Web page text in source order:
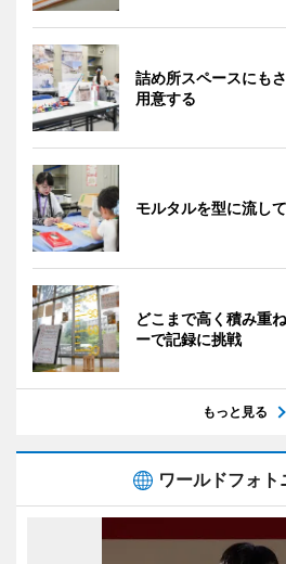
詰め所スペースにも
用意する
モルタルを型に流し
どこまで高く積み重
ーで記録に挑戦
もっと見る
ワールドフォト